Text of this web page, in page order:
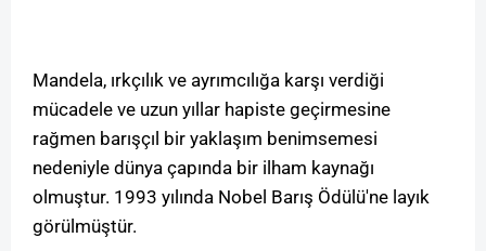
Mandela, ırkçılık ve ayrımcılığa karşı verdiği
mücadele ve uzun yıllar hapiste geçirmesine
rağmen barışçıl bir yaklaşım benimsemesi
nedeniyle dünya çapında bir ilham kaynağı
olmuştur. 1993 yılında Nobel Barış Ödülü'ne layık
görülmüştür.